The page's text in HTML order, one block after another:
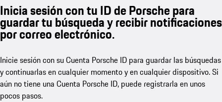
Inicia sesión con tu ID de Porsche para
guardar tu búsqueda y recibir notificaciones
por correo electrónico.
Inicie sesión con su Cuenta Porsche ID para guardar las búsquedas
y continuarlas en cualquier momento y en cualquier dispositivo. Si
aún no tiene una Cuenta Porsche ID, puede registrarla en unos
pocos pasos.